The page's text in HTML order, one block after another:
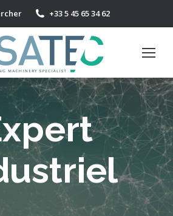
+33 5 45 65 34 62